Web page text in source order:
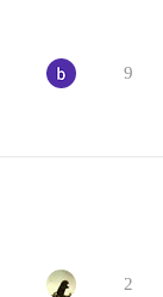
9
2